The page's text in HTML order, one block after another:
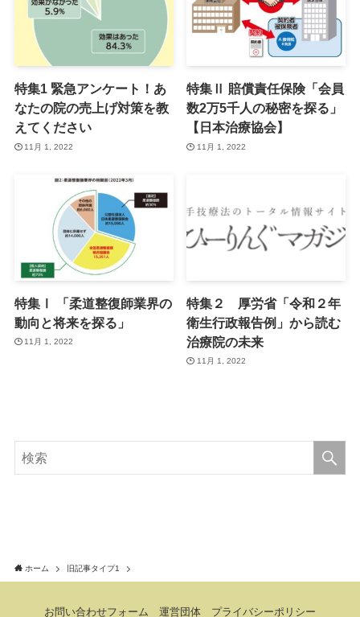
特集1 緊急アンケート！あ
なたの院の売上げ対策を教
えてください
11月 1, 2022
特集Ⅱ 賠償責任保険「会員
数2万5千人の秘密を探る」
【日本治療協会】
11月 1, 2022
特集Ⅰ 「柔道整復師業界の
動向と将来を探る」
11月 1, 2022
特集２ 厚労省「令和２年
衛生行政報告例」から読む
治療院の未来
11月 1, 2022
ホーム 旧記事タイプ1
お問い合わせフォーム 運営団体 プライバシーポリシー